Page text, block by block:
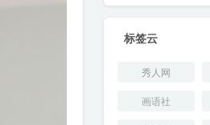
标签云
秀人网
画语社